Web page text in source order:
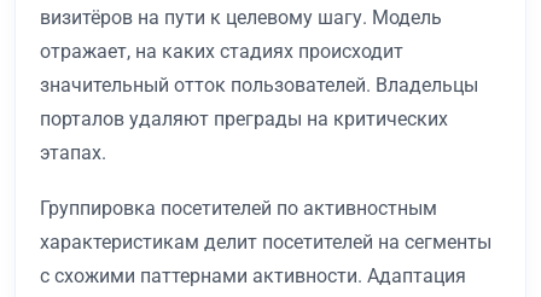
визитёров на пути к целевому шагу. Модель
отражает, на каких стадиях происходит
значительный отток пользователей. Владельцы
порталов удаляют преграды на критических
этапах.
Группировка посетителей по активностным
характеристикам делит посетителей на сегменты
с схожими паттернами активности. Адаптация